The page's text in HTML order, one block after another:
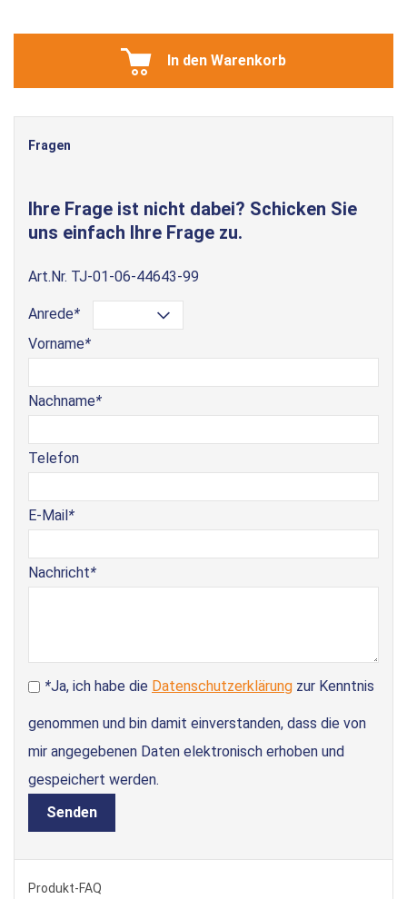
In den Warenkorb
Fragen
Ihre Frage ist nicht dabei? Schicken Sie
uns einfach Ihre Frage zu.
Art.Nr. TJ-01-06-44643-99
Anrede*
Vorname*
Nachname*
Telefon
E-Mail*
Nachricht*
*Ja, ich habe die Datenschutzerklärung zur Kenntnis
genommen und bin damit einverstanden, dass die von
mir angegebenen Daten elektronisch erhoben und
gespeichert werden.
Senden
Produkt-FAQ